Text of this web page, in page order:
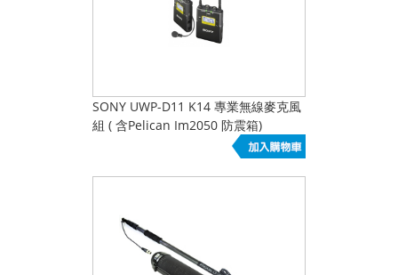
SONY UWP-D11 K14 專業無線麥克風
組 ( 含Pelican Im2050 防震箱)